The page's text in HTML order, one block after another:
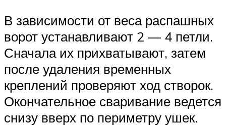
В зависимости от веса распашных
ворот устанавливают 2 — 4 петли.
Сначала их прихватывают, затем
после удаления временных
креплений проверяют ход створок.
Окончательное сваривание ведется
снизу вверх по периметру ушек.